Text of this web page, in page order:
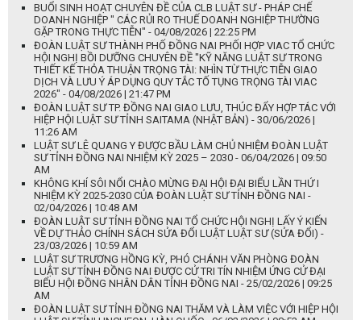
BUỔI SINH HOẠT CHUYÊN ĐỀ CỦA CLB LUẬT SƯ - PHÁP CHẾ
DOANH NGHIỆP " CÁC RỦI RO THUẾ DOANH NGHIỆP THƯỜNG
GẶP TRONG THỰC TIỄN" - 04/08/2026 | 22:25 PM
ĐOÀN LUẬT SƯ THÀNH PHỐ ĐỒNG NAI PHỐI HỢP VIAC TỔ CHỨC
HỘI NGHỊ BỒI DƯỠNG CHUYÊN ĐỀ "KỸ NĂNG LUẬT SƯ TRONG
THIẾT KẾ THỎA THUẬN TRỌNG TÀI: NHÌN TỪ THỰC TIỄN GIAO
DỊCH VÀ LƯU Ý ÁP DỤNG QUY TẮC TỐ TỤNG TRỌNG TÀI VIAC
2026" - 04/08/2026 | 21:47 PM
ĐOÀN LUẬT SƯ TP. ĐỒNG NAI GIAO LƯU, THÚC ĐẨY HỢP TÁC VỚI
HIỆP HỘI LUẬT SƯ TỈNH SAITAMA (NHẬT BẢN) - 30/06/2026 |
11:26 AM
LUẬT SƯ LÊ QUANG Y ĐƯỢC BẦU LÀM CHỦ NHIỆM ĐOÀN LUẬT
SƯ TỈNH ĐỒNG NAI NHIỆM KỲ 2025 – 2030 - 06/04/2026 | 09:50
AM
KHÔNG KHÍ SÔI NỔI CHÀO MỪNG ĐẠI HỘI ĐẠI BIỂU LẦN THỨ I
NHIỆM KỲ 2025-2030 CỦA ĐOÀN LUẬT SƯ TỈNH ĐỒNG NAI -
02/04/2026 | 10:48 AM
ĐOÀN LUẬT SƯ TỈNH ĐỒNG NAI TỔ CHỨC HỘI NGHỊ LẤY Ý KIẾN
VỀ DỰ THẢO CHÍNH SÁCH SỬA ĐỔI LUẬT LUẬT SƯ (SỬA ĐỔI) -
23/03/2026 | 10:59 AM
LUẬT SƯ TRƯƠNG HỒNG KỲ, PHÓ CHÁNH VĂN PHÒNG ĐOÀN
LUẬT SƯ TỈNH ĐỒNG NAI ĐƯỢC CỬ TRI TÍN NHIỆM ỨNG CỬ ĐẠI
BIỂU HỘI ĐỒNG NHÂN DÂN TỈNH ĐỒNG NAI - 25/02/2026 | 09:25
AM
ĐOÀN LUẬT SƯ TỈNH ĐỒNG NAI THĂM VÀ LÀM VIỆC VỚI HIỆP HỘI